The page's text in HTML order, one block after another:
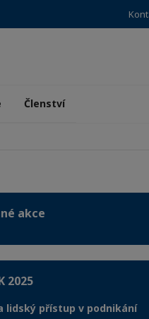
Členství
akce
2025
lidský přístup v podnikání